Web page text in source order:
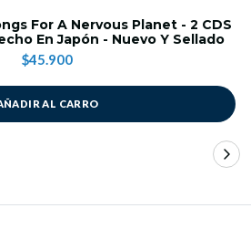
For A Nervous Planet - 2 CDS
En Japón - Nuevo Y Sellado
$45.900
AL CARRO